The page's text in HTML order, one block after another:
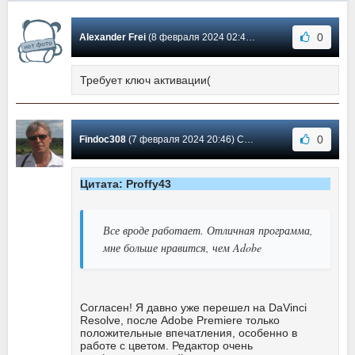
Alexander Frei(8 февраля 2024 02:48) Сообщение #642 0
Требует ключ активации(
Findoc308(7 февраля 2024 20:46) Сообщение #641 0
Цитата: Proffy43
Все вроде работает. Отличная программа,
мне больше нравится, чем Adobe
Согласен! Я давно уже перешел на DaVinci
Resolve, после Adobe Premiere только
положительные впечатления, особенно в
работе с цветом. Редактор очень